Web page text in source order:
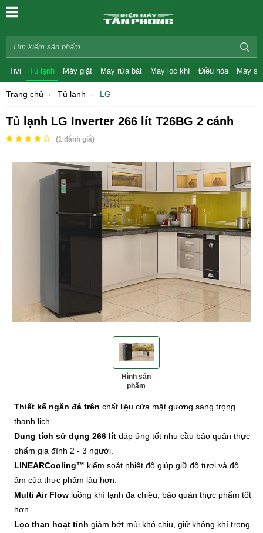
Tivi Tủ lạnh Máy giặt Máy rửa bát Máy lọc khí Điều hòa Máy
Trang chủ Tủ lạnh LG
Tủ lạnh LG Inverter 266 lít T26BG 2 cánh
(1 đánh giá)
›
‹
‹
Hình sản
phẩm
Thiết kế ngăn đá trên chất liệu cửa mặt gương sang trọng
thanh lịch
Dung tích sử dụng 266 lít đáp ứng tốt nhu cầu bảo quản thực
phẩm gia đình 2 - 3 người.
LINEARCooling™ kiểm soát nhiệt độ giúp giữ độ tươi và độ
ẩm của thực phẩm lâu hơn.
Multi Air Flow luồng khí lạnh đa chiều, bảo quản thực phẩm tốt
hơn
Lọc than hoạt tính giảm bớt mùi khó chịu, giữ không khí trong